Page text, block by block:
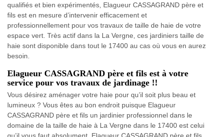
qualifiés et bien expérimentés, Elagueur CASSAGRAND père et
fils est en mesure d’intervenir efficacement et
professionnellement pour vos travaux de taille de haie de votre
espace vert. Très actif dans la La Vergne, ces jardiniers taille de
haie sont disponible dans tout le 17400 au cas où vous en aurez
besoin.
Elagueur CASSAGRAND père et fils est à votre
service pour vos travaux de jardinage !!
Vous désirez aménager votre haie pour qu’il soit plus beau et
lumineux ? Vous êtes au bon endroit puisque Elagueur
CASSAGRAND père et fils un jardinier professionnel dans le
domaine de la taille de haie à La Vergne dans le 17400 est celui
qu’il vous faut absolument. Elagueur CASSAGRAND père et fils